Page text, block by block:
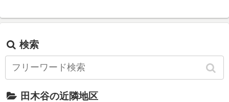
検索
田木谷の近隣地区